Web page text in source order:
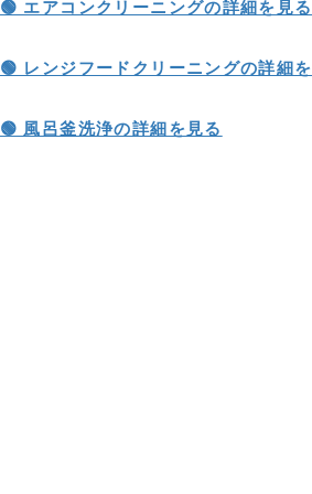
🟢 エアコンクリーニングの詳細を見る
🟢 レンジフードクリーニングの詳細
🟢 風呂釜洗浄の詳細を見る